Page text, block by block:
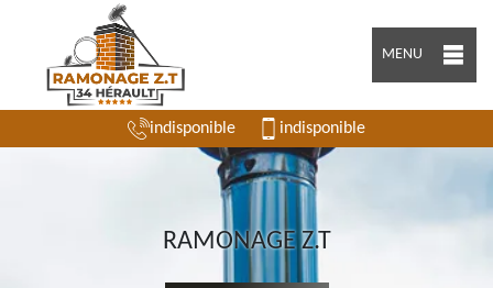
MENU
indisponible indisponible
RAMONAGE Z.T